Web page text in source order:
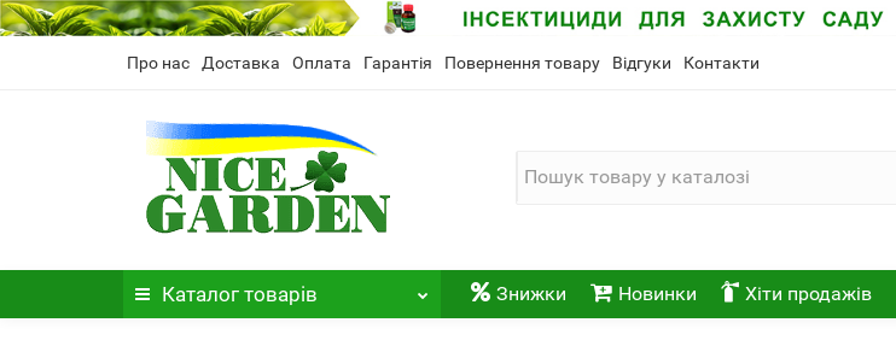
Про нас Доставка Оплата Гарантія Повернення товару Відгуки Контакти
Каталог товарів Знижки Новинки Хіти продажів